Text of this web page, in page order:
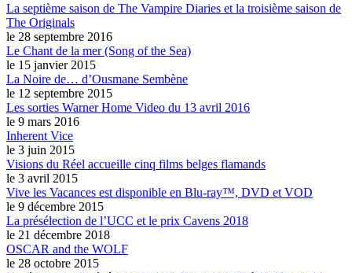
La septième saison de The Vampire Diaries et la troisième saison de
The Originals
le 28 septembre 2016
Le Chant de la mer (Song of the Sea)
le 15 janvier 2015
La Noire de… d’Ousmane Sembène
le 12 septembre 2015
Les sorties Warner Home Video du 13 avril 2016
le 9 mars 2016
Inherent Vice
le 3 juin 2015
Visions du Réel accueille cinq films belges flamands
le 3 avril 2015
Vive les Vacances est disponible en Blu-ray™, DVD et VOD
le 9 décembre 2015
La présélection de l’UCC et le prix Cavens 2018
le 21 décembre 2018
OSCAR and the WOLF
le 28 octobre 2015